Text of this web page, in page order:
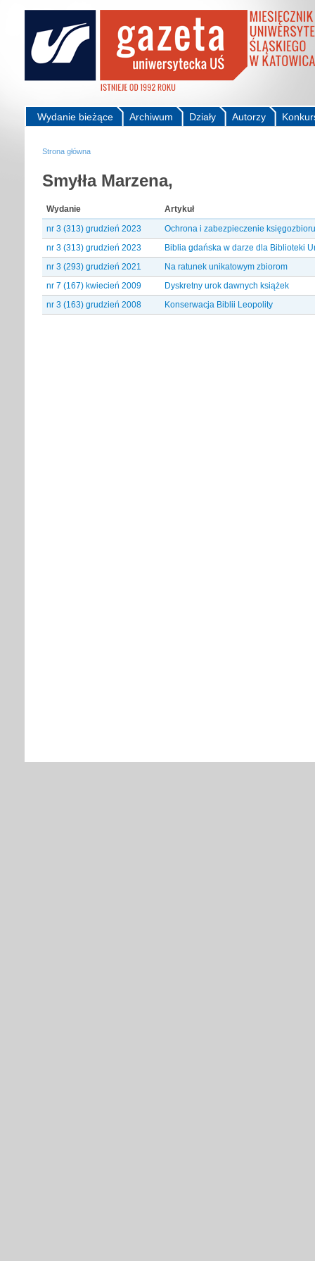
Autorzy
Działy
Archiwum
Wydanie bieżące
Strona główna
Smyłła Marzena,
Wydanie
Artykuł
nr 3 (313) grudzień 2023
Ochrona i zabezpieczenie
nr 3 (313) grudzień 2023
Biblia gdańska w darze dla Biblioteki
nr 3 (293) grudzień 2021
Na ratunek unikatowym zbiorom
nr 7 (167) kwiecień 2009
Dyskretny urok dawnych książek
nr 3 (163) grudzień 2008
Konserwacja Biblii Leopolity